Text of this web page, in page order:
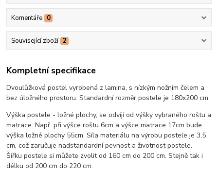
Komentáře 0
Související zboží 2
Kompletní specifikace
Dvoulůžková postel vyrobená z lamina, s nízkým nožním čelem a
bez úložného prostoru. Standardní rozměr postele je 180x200 cm.
Výška postele - ložné plochy, se odvíjí od výšky vybraného roštu a
matrace. Např. při výšce roštu 6cm a výšce matrace 17cm bude
výška ložné plochy 55cm. Síla materiálu na výrobu postele je 3,5
cm, což zaručuje nadstandardní pevnost a životnost postele.
Šířku postele si můžete zvolit od 160 cm do 200 cm. Stejně tak i
délku od 200 cm do 220 cm.